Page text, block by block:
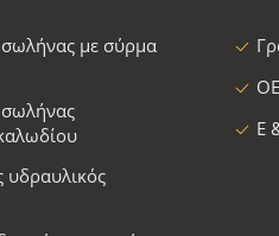
με σύρμα
υδραυλικός
Ε